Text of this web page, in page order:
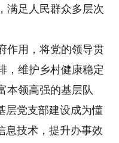
满足人民群众多层次
作用，将党的领导贯
，维护乡村健康稳定
本领高强的基层队
层党支部建设成为懂
息技术，提升办事效